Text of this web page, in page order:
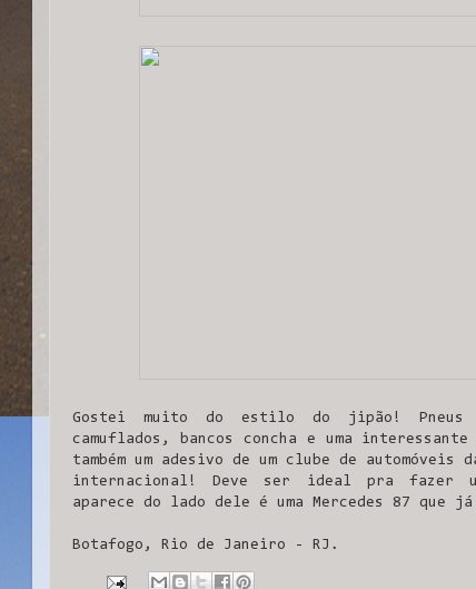
Gostei muito do estilo do jipão! Pneus
camuflados, bancos concha e uma
também um adesivo de um clube de
internacional! Deve ser ideal pra fazer
aparece do lado dele é uma Mercedes 87 que
Botafogo, Rio de Janeiro - RJ.